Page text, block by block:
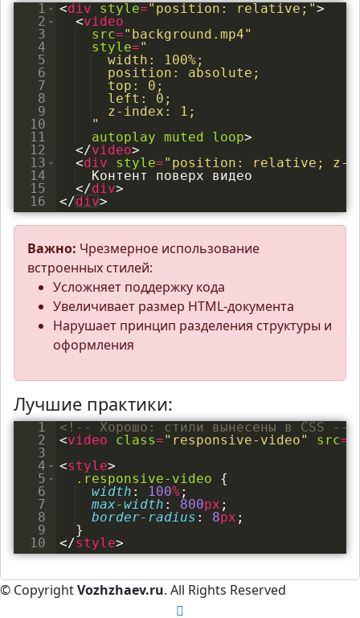
1
2
3
4
5
6
7
8
9
10
11
12
13
14
15
16
<div style="position: relative;">
<video
src="background.mp4"
style="
  width: 100%;
  position: absolute;
  top: 0;
  left: 0;
  z-index: 1;
  "
autoplay muted loop>
</video>
<div style="position: relative; z-
  Контент поверх видео
</div>
</div>
Важно: Чрезмерное использование
встроенных стилей:
Усложняет поддержку кода
Увеличивает размер HTML-документа
Нарушает принцип разделения структуры и
оформления
Лучшие практики:
1
2
3
4
5
6
7
8
9
10
<!-- Хорошо: стили вынесены в CSS
-->
<video class="responsive-video" src=
<style>
.responsive-video
{
width : 100%;
max-width : 800px ;
border-radius : 8px ;
}
</style>
© CopyrightVozhzhaev.ru. All Rights Reserved